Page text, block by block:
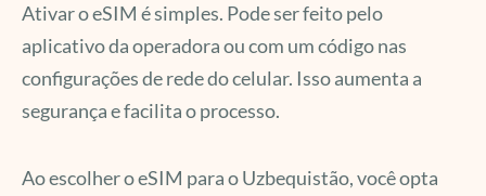
Ativar o eSIM é simples. Pode ser feito pelo
aplicativo da operadora ou com um código nas
configurações de rede do celular. Isso aumenta a
segurança e facilita o processo.
Ao escolher o eSIM para o Uzbequistão, você opta